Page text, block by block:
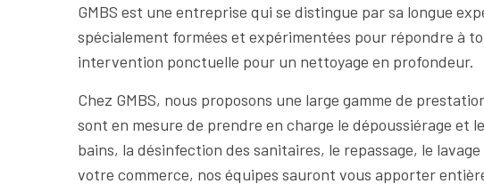
GMBS est une entreprise qui se distingue par sa longue
spécialement formées et expérimentées pour répondre à
intervention ponctuelle pour un nettoyage en profondeur.
Chez GMBS, nous proposons une large gamme de
sont en mesure de prendre en charge le dépoussiérage et
bains, la désinfection des sanitaires, le repassage, le
votre commerce, nos équipes sauront vous apporter